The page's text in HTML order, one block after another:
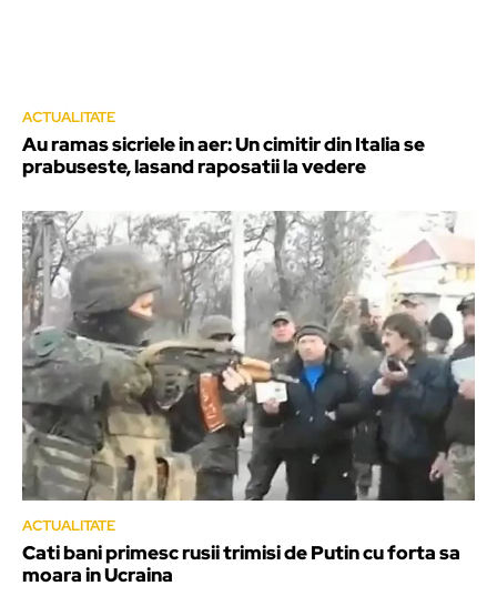
ACTUALITATE
Au ramas sicriele in aer: Un cimitir din Italia se
prabuseste, lasand raposatii la vedere
ACTUALITATE
Cati bani primesc rusii trimisi de Putin cu forta sa
moara in Ucraina